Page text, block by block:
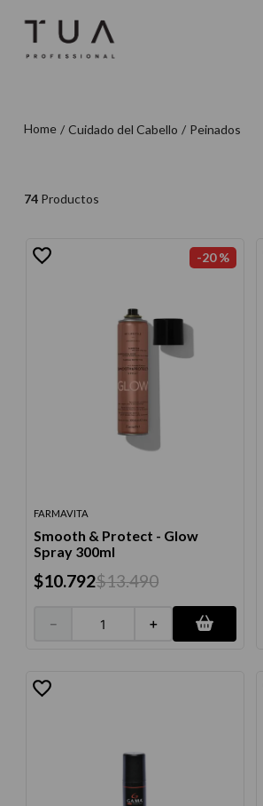
Cuidado del Cabello Peinados
74 Productos
-20 %
FARMAVITA
Smooth & Protect - Glow
Spray 300ml
$10.792$13.490
＋
－